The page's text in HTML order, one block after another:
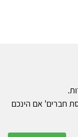
חברים' אם הינכם